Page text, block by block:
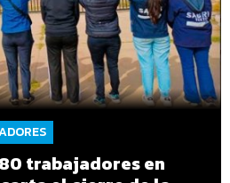
trabajadores en